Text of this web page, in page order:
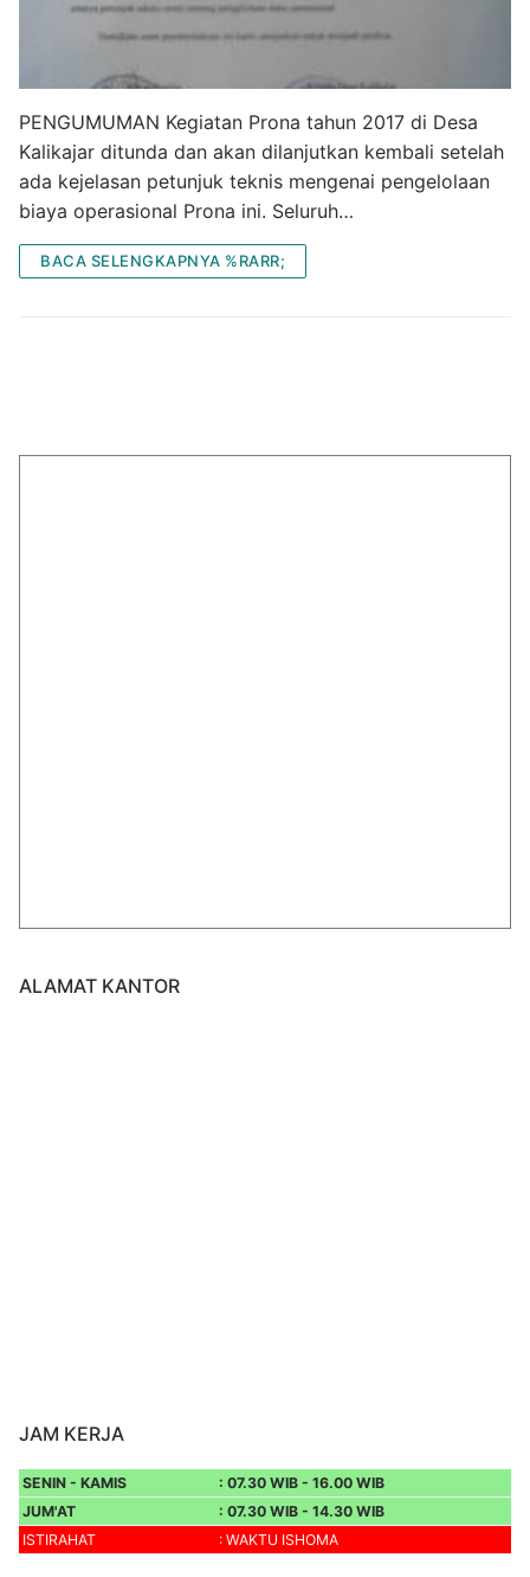
PENGUMUMAN Kegiatan Prona tahun 2017 di Desa
Kalikajar ditunda dan akan dilanjutkan kembali setelah
ada kejelasan petunjuk teknis mengenai pengelolaan
biaya operasional Prona ini. Seluruh…
BACA SELENGKAPNYA %RARR;
ALAMAT KANTOR
JAM KERJA
SENIN - KAMIS
: 07.30 WIB - 16.00 WIB
JUM'AT
: 07.30 WIB - 14.30 WIB
ISTIRAHAT
: WAKTU ISHOMA